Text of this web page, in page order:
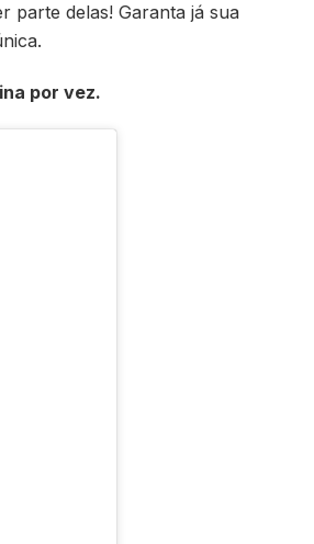
parte delas! Garanta já sua
por vez.